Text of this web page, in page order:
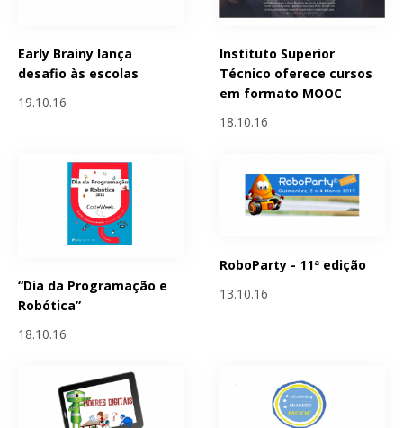
Early Brainy lança
desafio às escolas
19.10.16
Instituto Superior
Técnico oferece cursos
em formato MOOC
18.10.16
“Dia da Programação e
Robótica”
18.10.16
RoboParty - 11ª edição
13.10.16